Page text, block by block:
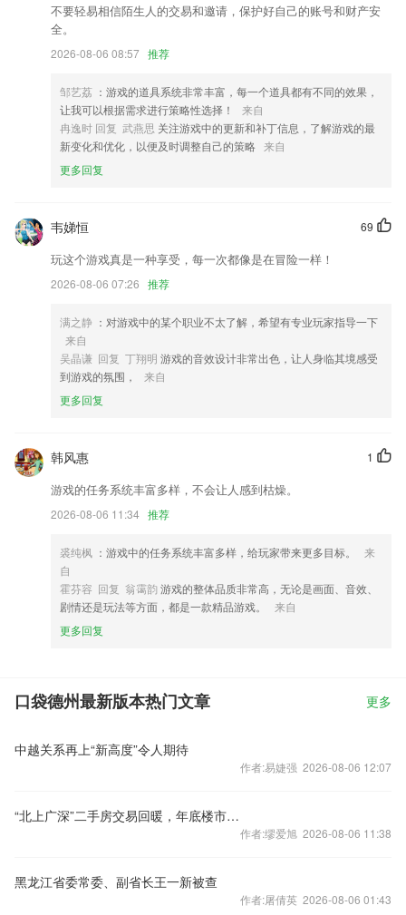
修改小金钟评委评分功能
增加权限设置功能
画笔支持调整透明度和橡皮擦，愉快涂鸦吧
素材库支持上传海外资源
支持一键提取作者所有去除水印后的视频，而且可以选择保存到手机或者
分享给好友
商店进行打分评论，说出您的使用经历，以帮助我们更好的对产品进行优
化修改。
不要轻易相信陌生人的交易和邀请，保护好自己的账号和财产安
全。
2026-08-06 08:57 推荐
邹艺荔 ：游戏的道具系统非常丰富，每一个道具都有不同的效果，
让我可以根据需求进行策略性选择！
来自
冉逸时 回复 武燕思 关注游戏中的更新和补丁信息，了解游戏的最
新变化和优化，以便及时调整自己的策略 来自
更多回复
69
韦娣恒
玩这个游戏真是一种享受，每一次都像是在冒险一样！
2026-08-06 07:26 推荐
满之静 ：对游戏中的某个职业不太了解，希望有专业玩家指导一下
来自
吴晶谦 回复 丁翔明 游戏的音效设计非常出色，让人身临其境感受
到游戏的氛围，
来自
更多回复
1
韩风惠
游戏的任务系统丰富多样，不会让人感到枯燥。
2026-08-06 11:34 推荐
裘纯枫 ：游戏中的任务系统丰富多样，给玩家带来更多目标。
来
自
霍芬容 回复 翁霭韵游戏的整体品质非常高，无论是画面、音效、
剧情还是玩法等方面，都是一款精品游戏。
来自
更多回复
口袋德州最新版本热门文章 更多
中越关系再上“新高度”令人期待
作者:易婕强 2026-08-06 12:07
“北上广深”二手房交易回暖，年底楼市怎样看？
作者:缪爱旭 2026-08-06 11:38
黑龙江省委常委、副省长王一新被查
作者:屠倩英 2026-08-06 01:43